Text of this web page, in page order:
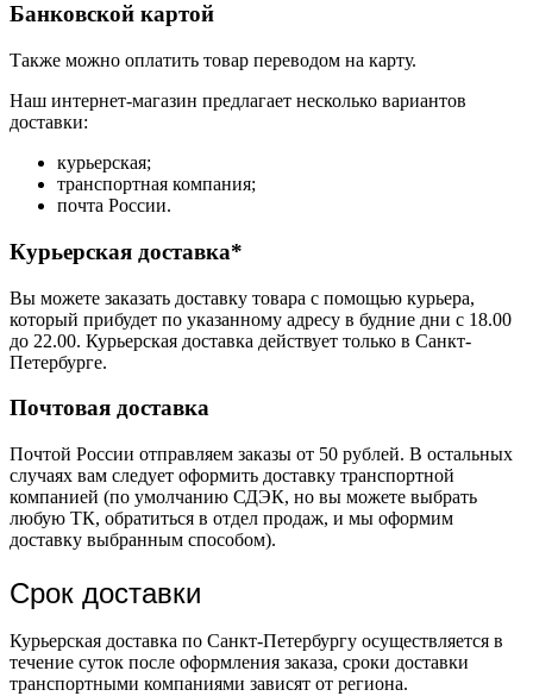
Банковской картой
Также можно оплатить товар переводом на карту.
Наш интернет-магазин предлагает несколько вариантов
доставки:
курьерская;
транспортная компания;
почта России.
Курьерская доставка*
Вы можете заказать доставку товара с помощью курьера,
который прибудет по указанному адресу в будние дни с 18.00
до 22.00. Курьерская доставка действует только в Санкт-
Петербурге.
Почтовая доставка
Почтой России отправляем заказы от 50 рублей. В остальных
случаях вам следует оформить доставку транспортной
компанией (по умолчанию СДЭК, но вы можете выбрать
любую ТК, обратиться в отдел продаж, и мы оформим
доставку выбранным способом).
Срок доставки
Курьерская доставка по Санкт-Петербургу осуществляется в
течение суток после оформления заказа, сроки доставки
транспортными компаниями зависят от региона.